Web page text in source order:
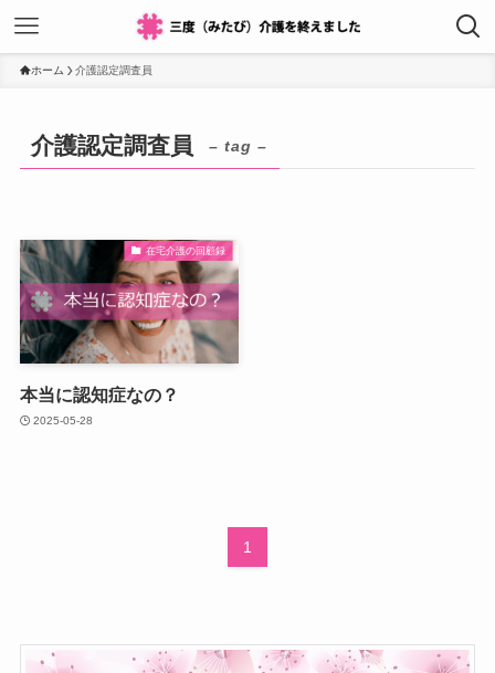
ホーム 介護認定調査員
介護認定調査員 – tag –
在宅介護の回顧録
本当に認知症なの？
2025-05-28
1